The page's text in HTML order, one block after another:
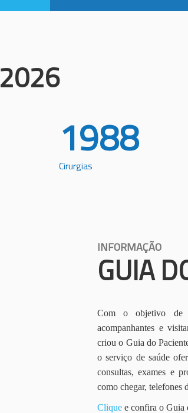
2026
1988
Cirurgias
INFORMAÇÃO
GUIA
Com o objetivo de
acompanhantes e
criou o Guia do
o serviço de saúde
consultas, exames e
como chegar, telefones
Clique e confira o Guia